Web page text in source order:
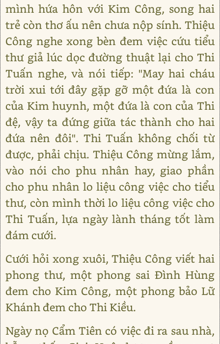
mình hứa hôn với Kim Công, song hai
trẻ còn thơ ấu nên chưa nộp sính. Thiệu
Công nghe xong bèn đem việc cứu tiểu
thư giả lúc dọc đường thuật lại cho Thi
Tuấn nghe, và nói tiếp: "May hai cháu
trời xui tới đây gặp gỡ một đứa là con
của Kim huynh, một đứa là con của Thi
đệ, vậy ta đứng giữa tác thành cho hai
đứa nên đôi". Thi Tuấn không chối từ
được, phải chịu. Thiệu Công mừng lắm,
vào nói cho phu nhân hay, giao phần
cho phu nhân lo liệu công việc cho tiểu
thư, còn mình thời lo liệu công việc cho
Thi Tuấn, lựa ngày lành tháng tốt làm
đám cưới.
Cưới hỏi xong xuôi, Thiệu Công viết hai
phong thư, một phong sai Đình Hùng
đem cho Kim Công, một phong bảo Lữ
Khánh đem cho Thi Kiều.
Ngày nọ Cẩm Tiên có việc đi ra sau nhà,